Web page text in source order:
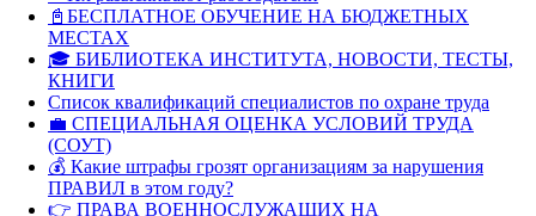
📓БЕСПЛАТНОЕ ОБУЧЕНИЕ НА БЮДЖЕТНЫХ
МЕСТАХ
🎓 БИБЛИОТЕКА ИНСТИТУТА, НОВОСТИ, ТЕСТЫ,
КНИГИ
Список квалификаций специалистов по охране труда
💼 СПЕЦИАЛЬНАЯ ОЦЕНКА УСЛОВИЙ ТРУДА
(СОУТ)
💰 Какие штрафы грозят организациям за нарушения
ПРАВИЛ в этом году?
👉 ПРАВА ВОЕННОСЛУЖАЩИХ НА